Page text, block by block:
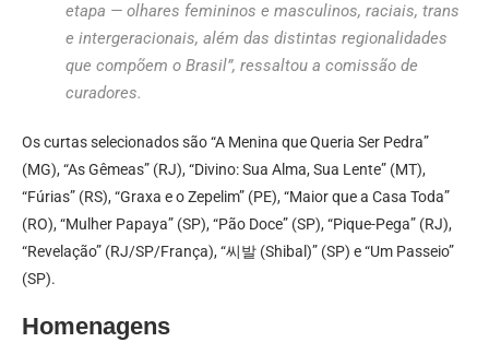
etapa — olhares femininos e masculinos, raciais, trans
e intergeracionais, além das distintas regionalidades
que compõem o Brasil”, ressaltou a comissão de
curadores.
Os curtas selecionados são “A Menina que Queria Ser Pedra”
(MG), “As Gêmeas” (RJ), “Divino: Sua Alma, Sua Lente” (MT),
“Fúrias” (RS), “Graxa e o Zepelim” (PE), “Maior que a Casa Toda”
(RO), “Mulher Papaya” (SP), “Pão Doce” (SP), “Pique-Pega” (RJ),
“Revelação” (RJ/SP/França), “씨발 (Shibal)” (SP) e “Um Passeio”
(SP).
Homenagens